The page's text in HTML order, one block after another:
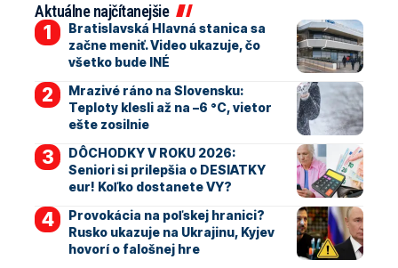
Aktuálne najčítanejšie
Bratislavská Hlavná stanica sa
začne meniť. Video ukazuje, čo
všetko bude INÉ
Mrazivé ráno na Slovensku:
Teploty klesli až na –6 °C, vietor
ešte zosilnie
DÔCHODKY V ROKU 2026:
Seniori si prilepšia o DESIATKY
eur! Koľko dostanete VY?
Provokácia na poľskej hranici?
Rusko ukazuje na Ukrajinu, Kyjev
hovorí o falošnej hre